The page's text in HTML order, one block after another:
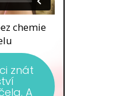
chemie
znát
A